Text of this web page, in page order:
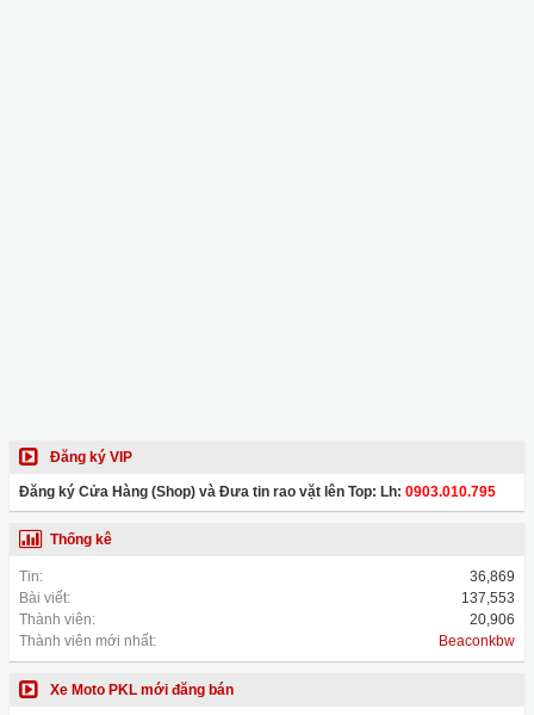
Đăng ký VIP
Đăng ký Cửa Hàng (Shop) và Đưa tin rao vặt lên Top: Lh: 0903.010.795
Thống kê
Tin:
36,869
Bài viết:
137,553
Thành viên:
20,906
Thành viên mới nhất:
Beaconkbw
Xe Moto PKL mới đăng bán